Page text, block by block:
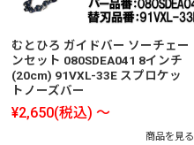
むとひろ ガイドバー ソーチェー
ンセット 080SDEA041 8インチ
(20cm) 91VXL-33E スプロケッ
トノーズバー
¥2,650(税込) ～
商品を見る